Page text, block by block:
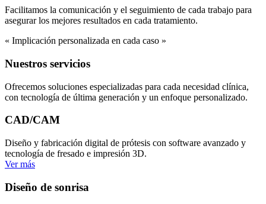
Facilitamos la comunicación y el seguimiento de cada trabajo para
asegurar los mejores resultados en cada tratamiento.
« Implicación personalizada en cada caso »
Nuestros servicios
Ofrecemos soluciones especializadas para cada necesidad clínica,
con tecnología de última generación y un enfoque personalizado.
CAD/CAM
Diseño y fabricación digital de prótesis con software avanzado y
tecnología de fresado e impresión 3D.
Ver más
Diseño de sonrisa